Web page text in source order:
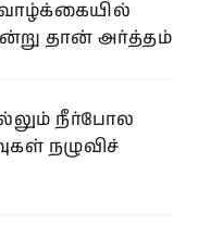
தான் அர்த்தம்
நீர்போல
நழுவிச்